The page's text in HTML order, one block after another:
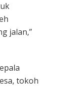
jalan,”
tokoh